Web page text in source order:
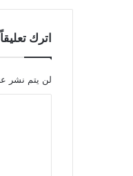
اترك تعليقاً
لن يتم نشر